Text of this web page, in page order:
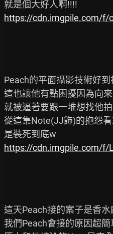
https://cdn.imgpile.com/f/
Peach的平面攝影技術好
這也讓他有點困擾因為向
就被逼著要跟一堆想找他
從這集Note(JJ飾)的抱怨
https://cdn.imgpile.com/f/
這天Peach接的案子是香
我們Peach會接的原因超簡